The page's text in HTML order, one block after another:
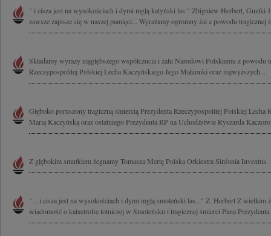
" i cisza jest na wysokościach i dymi mgłą katyński las " Zbigniew Herbert, Guziki
zawsze zapisze się w naszej pamięci... Wyrażamy ogromny żal z powodu tragicznej
Składamy wyrazy najgłębszego współczucia i żalu Narodowi Polskiemu z powodu
Rzeczypospolitej Polskiej Lecha Kaczyńskiego Jego Małżonki oraz najwyższych...
Głęboko poruszony tragiczną śmiercią Prezydenta Rzeczypospolitej Polskiej Lecha
Marią Kaczyńską oraz ostatniego Prezydenta RP na Uchodźstwie Ryszarda
Z głębokim smutkiem żegnamy Tomasza Mertę Polska Orkiestra Sinfonia Iuventus
"... i cisza jest na wysokościach i dymi mgłą smoleński las..." Z. Herbert Z wielkim
wiadomość o katastrofie lotniczej w Smoleńsku i tragicznej śmierci Pana